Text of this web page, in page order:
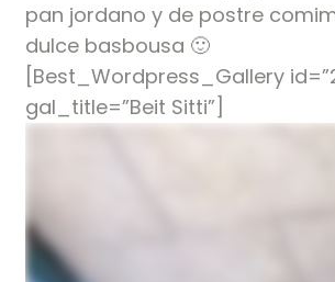
pan jordano y de postre
dulce basbousa 🙂
[Best_Wordpress_Gallery
gal_title=”Beit Sitti”]